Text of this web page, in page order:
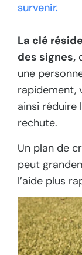
survenir.
La clé
des signes,
une
rapidement,
ainsi réduire
rechute.
Un plan de
peut
l’aide plus